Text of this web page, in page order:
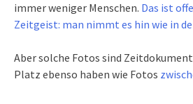
immer weniger Menschen. Das ist
Zeitgeist: man nimmt es hin wie in
Aber solche Fotos sind
Platz ebenso haben wie Fotos